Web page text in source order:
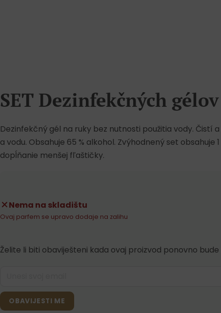
SET Dezinfekčných
Dezinfekčný gél na ruky bez nutnosti použitia vody.
a vodu. Obsahuje 65 % alkohol. Zvýhodnený set
dopĺňanie menšej fľaštičky.
Nema na skladištu
Ovaj parfem se upravo dodaje na zalihu
Želite li biti obaviješteni kada ovaj proizvod ponovno bude
OBAVIJESTI ME